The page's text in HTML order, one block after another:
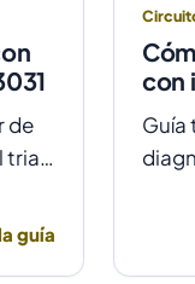
de
triac
guía
con
Guía